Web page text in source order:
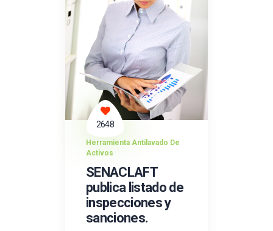
2648
Herramienta Antilavado De
Activos
SENACLAFT
publica listado de
inspecciones y
sanciones.